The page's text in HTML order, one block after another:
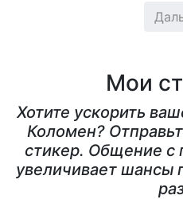
Мои
Хотите ускорить
Коломен?
стикер. Общение
увеличивает шансы